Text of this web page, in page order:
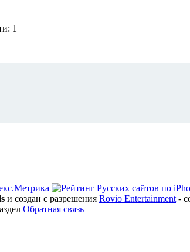
1
и создан с разрешения Rovio Entertainment -
Обратная связь